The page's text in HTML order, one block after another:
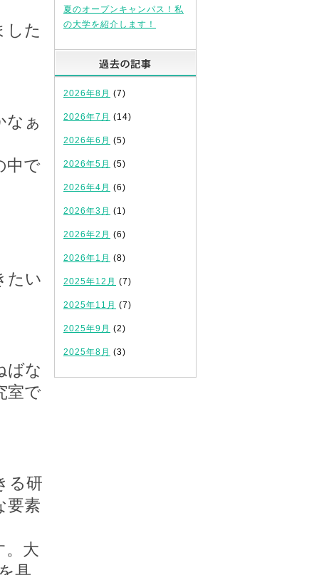
した
なぁ
中で
たい
ばな
室で
る研
要素
。大
夏のオープンキャンパス！私
の大学を紹介します！
2026年8月 (7)
2026年7月 (14)
2026年6月 (5)
2026年5月 (5)
2026年4月 (6)
2026年3月 (1)
2026年2月 (6)
2026年1月 (8)
2025年12月 (7)
2025年11月 (7)
2025年9月 (2)
2025年8月 (3)